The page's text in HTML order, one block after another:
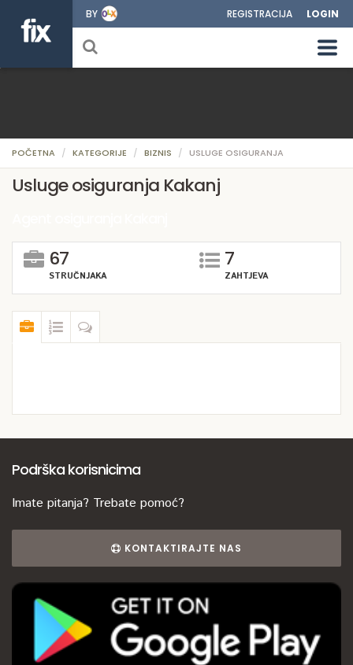
BY REGISTRACIJA LOGIN
POČETNA KATEGORIJE BIZNIS USLUGE OSIGURANJA
Usluge osiguranja Kakanj
67
STRUČNJAKA
7
ZAHTJEVA
Podrška korisnicima
Imate pitanja? Trebate pomoć?
KONTAKTIRAJTE NAS